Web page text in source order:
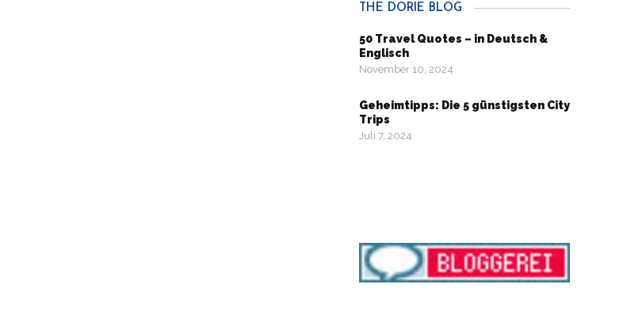
THE DORIE BLOG
50 Travel Quotes – in Deutsch &
Englisch
November 10, 2024
Geheimtipps: Die 5 günstigsten City
Trips
Juli 7, 2024